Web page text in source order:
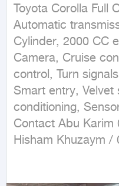
Toyota Corolla Full
Automatic
Cylinder, 2000 CC
Camera, Cruise
control, Turn
Smart entry, Velvet
conditioning,
Contact Abu Karim
Hisham Khuzaym /